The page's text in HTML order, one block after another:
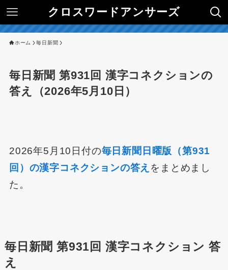
クロスワードアンサーズ
ホーム 毎日新聞
毎日新聞 第931回 漢字コネクションの
答え（2026年5月10日）
2026年5月10日付の毎日新聞日曜版（第931
回）の漢字コネクションの答え をまとめまし
た。
毎日新聞 第931回 漢字コネクション 答
え